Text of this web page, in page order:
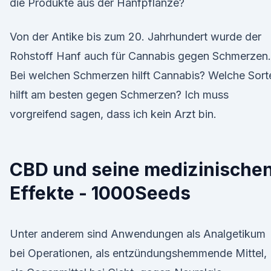
die Produkte aus der Hanfpflanze?
Von der Antike bis zum 20. Jahrhundert wurde der
Rohstoff Hanf auch für Cannabis gegen Schmerzen.
Bei welchen Schmerzen hilft Cannabis? Welche
hilft am besten gegen Schmerzen? Ich muss
vorgreifend sagen, dass ich kein Arzt bin.
CBD und seine
Effekte - 1000Seeds
Unter anderem sind Anwendungen als Analgetikum
bei Operationen, als entzündungshemmende Mittel,